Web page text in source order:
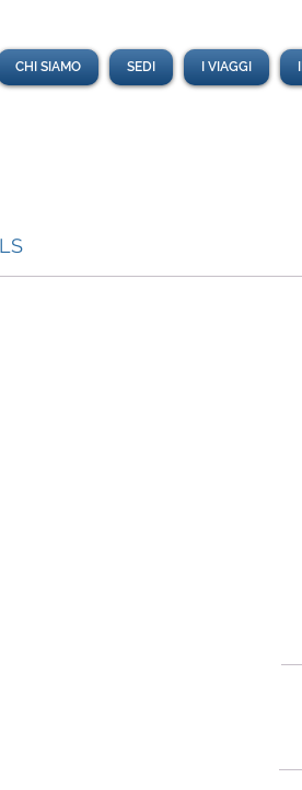
CHI SIAMO SEDI I VIAGGI